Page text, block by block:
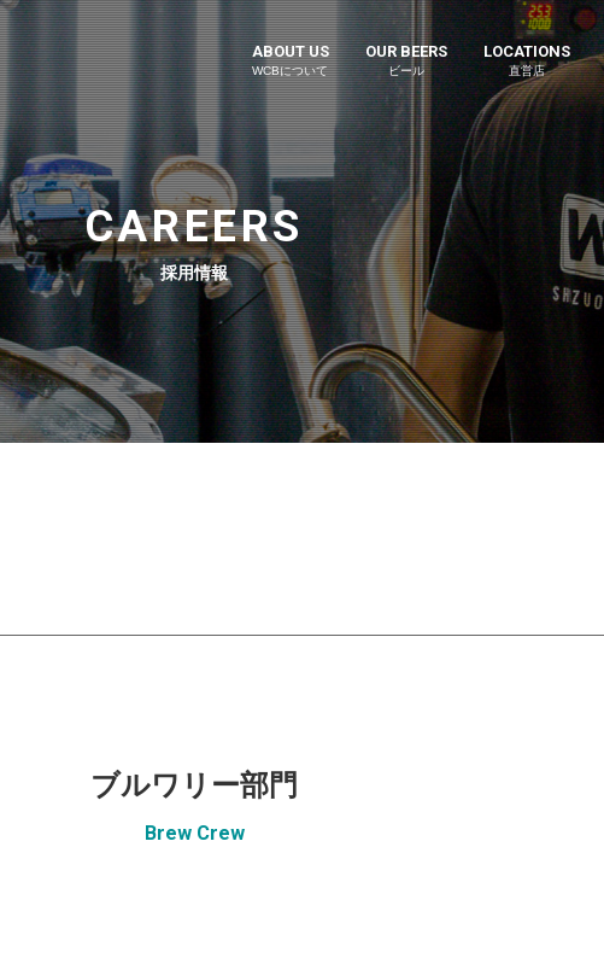
ABOUT US
WCBについて
OUR BEERS
ビール
LOCATIONS
直営店
CAREERS
採用情報
ブルワリー部門
Brew Crew